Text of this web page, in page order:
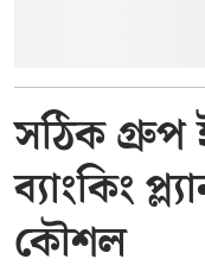
সঠিক গ্রুপ
ব্যাংকিং
কৌশল